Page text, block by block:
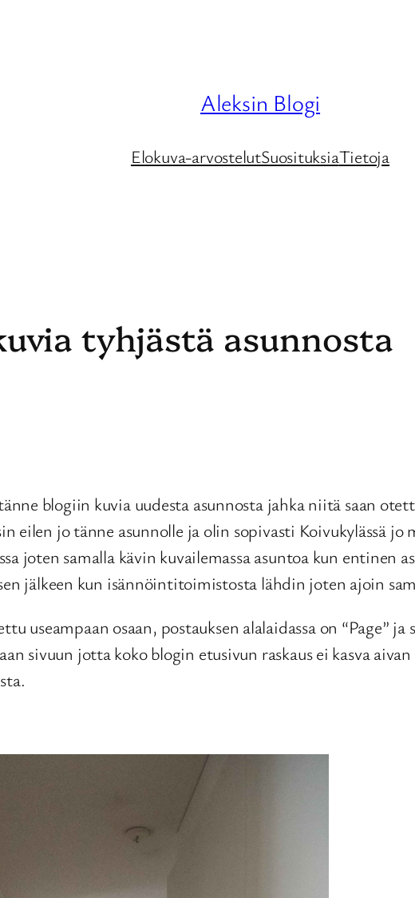
Aleksin Blogi
Elokuva-arvostelutSuosituksiaTietoja
tyhjästä asunnosta
blogiin kuvia uudesta asunnosta jahka niitä saan
eilen jo tänne asunnolle ja olin sopivasti Koivukylässä jo
joten samalla kävin kuvailemassa asuntoa kun entinen
jälkeen kun isännöintitoimistosta lähdin joten ajoin
useampaan osaan, postauksen alalaidassa on “Page”
sivuun jotta koko blogin etusivun raskaus ei kasva